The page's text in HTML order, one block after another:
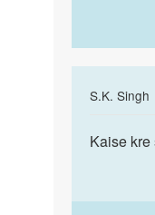
S.K. Singh
Kaise
Kaise kre